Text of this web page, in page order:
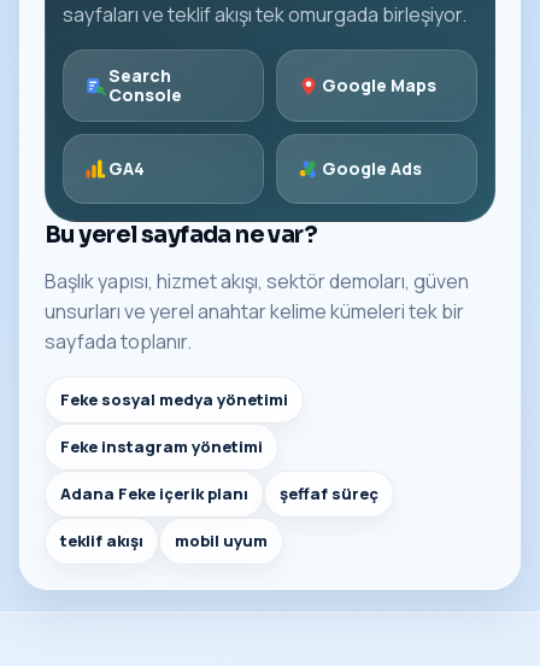
sayfaları ve teklif akışı tek omurgada birleşiyor.
Search
Console
Google Maps
GA4 Google Ads
Bu yerel sayfada ne var?
Başlık yapısı, hizmet akışı, sektör demoları, güven
unsurları ve yerel anahtar kelime kümeleri tek bir
sayfada toplanır.
Feke sosyal medya yönetimi
Feke instagram yönetimi
Adana Feke içerik planı şeffaf süreç
teklif akışı mobil uyum